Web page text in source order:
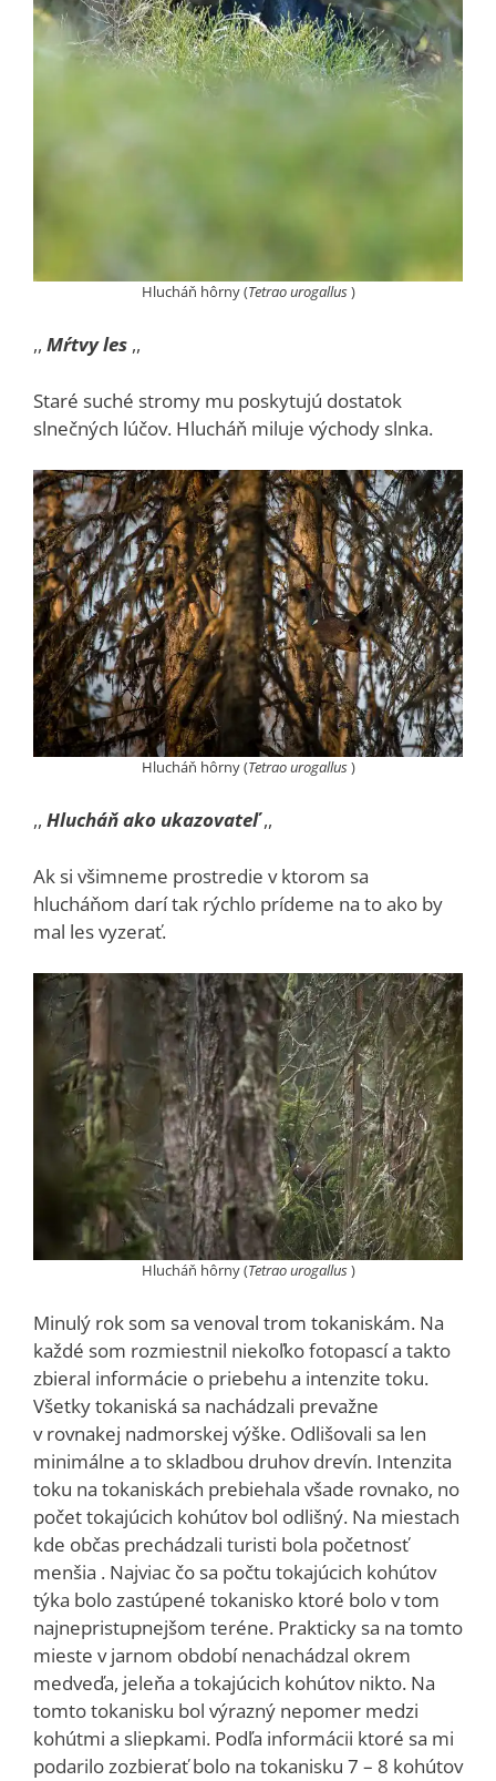
Hlucháň hôrny (Tetrao urogallus)
,, Mŕtvy les ,,
Staré suché stromy mu poskytujú dostatok
slnečných lúčov. Hlucháň miluje východy slnka.
Hlucháň hôrny (Tetrao urogallus)
,, Hlucháň ako ukazovateľ,,
Ak si všimneme prostredie v ktorom sa
hlucháňom darí tak rýchlo prídeme na to ako by
mal les vyzerať.
Hlucháň hôrny (Tetrao urogallus)
Minulý rok som sa venoval trom tokaniskám. Na
každé som rozmiestnil niekoľko fotopascí a takto
zbieral informácie o priebehu a intenzite toku.
Všetky tokaniská sa nachádzali prevažne
v rovnakej nadmorskej výške. Odlišovali sa len
minimálne a to skladbou druhov drevín. Intenzita
toku na tokaniskách prebiehala všade rovnako, no
počet tokajúcich kohútov bol odlišný. Na miestach
kde občas prechádzali turisti bola početnosť
menšia . Najviac čo sa počtu tokajúcich kohútov
týka bolo zastúpené tokanisko ktoré bolo v tom
najnepristupnejšom teréne. Prakticky sa na tomto
mieste v jarnom období nenachádzal okrem
medveďa, jeleňa a tokajúcich kohútov nikto. Na
tomto tokanisku bol výrazný nepomer medzi
kohútmi a sliepkami. Podľa informácii ktoré sa mi
podarilo zozbierať bolo na tokanisku 7 – 8 kohútov